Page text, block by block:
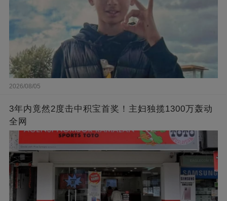
2026/08/05
3年内竟然2度击中积宝首奖！主妇独揽1300万轰动
全网